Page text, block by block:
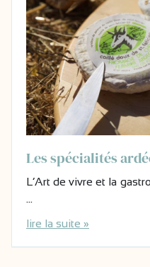
Les spécialités
L’Art de vivre et la
…
lire la suite »